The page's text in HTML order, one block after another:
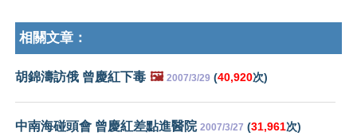
相關文章：
胡錦濤訪俄 曾慶紅下毒 🖼️ 2007/3/29 (40,920次)
中南海碰頭會 曾慶紅差點進醫院 2007/3/27 (31,961次)